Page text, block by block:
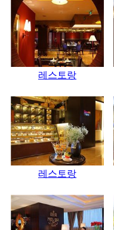
레스토랑
레스토랑